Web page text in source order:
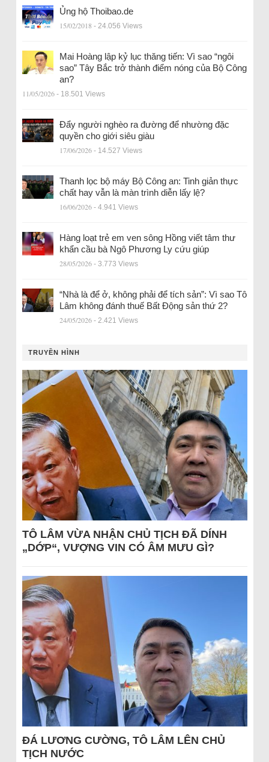
Ủng hộ Thoibao.de
15/02/2018 - 24.056 Views
Mai Hoàng lập kỷ lục thăng tiến: Vì sao “ngôi
sao” Tây Bắc trở thành điểm nóng của Bộ Công
an?
11/05/2026 - 18.501 Views
Đẩy người nghèo ra đường để nhường đặc
quyền cho giới siêu giàu
17/06/2026 - 14.527 Views
Thanh lọc bộ máy Bộ Công an: Tinh giản thực
chất hay vẫn là màn trình diễn lấy lệ?
16/06/2026 - 4.941 Views
Hàng loạt trẻ em ven sông Hồng viết tâm thư
khẩn cầu bà Ngô Phương Ly cứu giúp
28/05/2026 - 3.773 Views
“Nhà là để ở, không phải để tích sản”: Vì sao Tô
Lâm không đánh thuế Bất Động sản thứ 2?
24/05/2026 - 2.421 Views
TRUYỀN HÌNH
TÔ LÂM VỪA NHẬN CHỦ TỊCH ĐÃ DÍNH
„DỚP“, VƯỢNG VIN CÓ ÂM MƯU GÌ?
ĐÁ LƯƠNG CƯỜNG, TÔ LÂM LÊN CHỦ
TỊCH NƯỚC